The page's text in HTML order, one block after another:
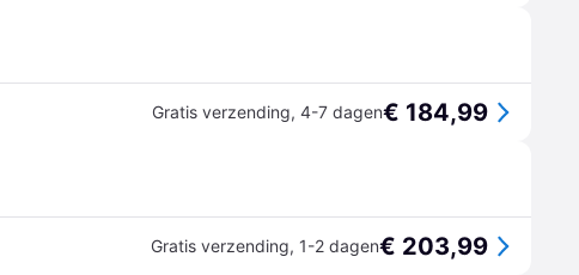
Gratis verzending, 4-7 dagen€ 184,99
Gratis verzending, 1-2 dagen€ 203,99